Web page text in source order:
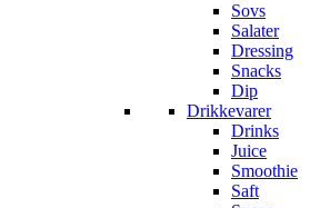
Sovs
Salater
Dressing
Snacks
Dip
Drikkevarer
Drinks
Juice
Smoothie
Saft